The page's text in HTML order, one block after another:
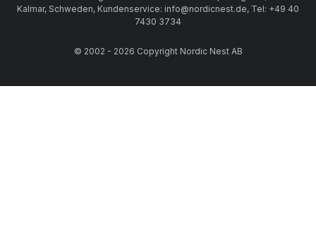
Kalmar, Schweden, Kundenservice: info@nordicnest.de, Tel: +49 40
7430 3734
© 2002 - 2026 Copyright Nordic Nest AB